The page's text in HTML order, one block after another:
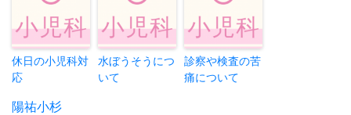
休日の小児科対
応
水ぼうそうにつ
いて
診察や検査の苦
痛について
投
陽祐小杉